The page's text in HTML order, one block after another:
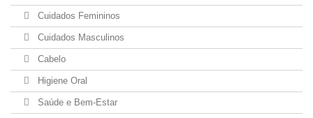
Cuidados Femininos
Cuidados Masculinos
Cabelo
Higiene Oral
Saúde e Bem-Estar